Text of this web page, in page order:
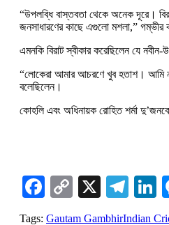
“উপলব্ধি বাস্তবতা থেকে অনেক দূরে।
জনসাধারণের কাছে এগুলো মশলা,” গম্ভীর
এমনকি বিরাট স্বীকার করেছিলেন যে
“লোকেরা আমার আচরণে খুব হতাশ। আমি
বলেছিলেন।
কোহলি এবং অধিনায়ক রোহিত শর্মা
Facebook
Copy
Link
X
Tags: Gautam GambhirIndian